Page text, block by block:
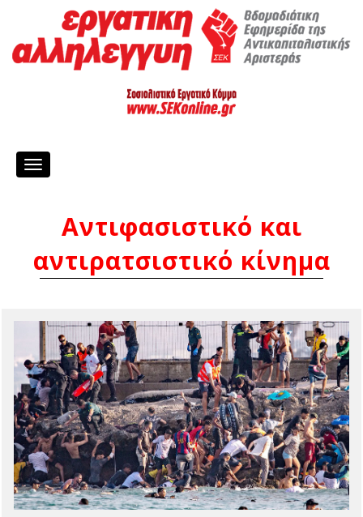
Toggle
Αντιφασιστικό και
αντιρατσιστικό κίνημα